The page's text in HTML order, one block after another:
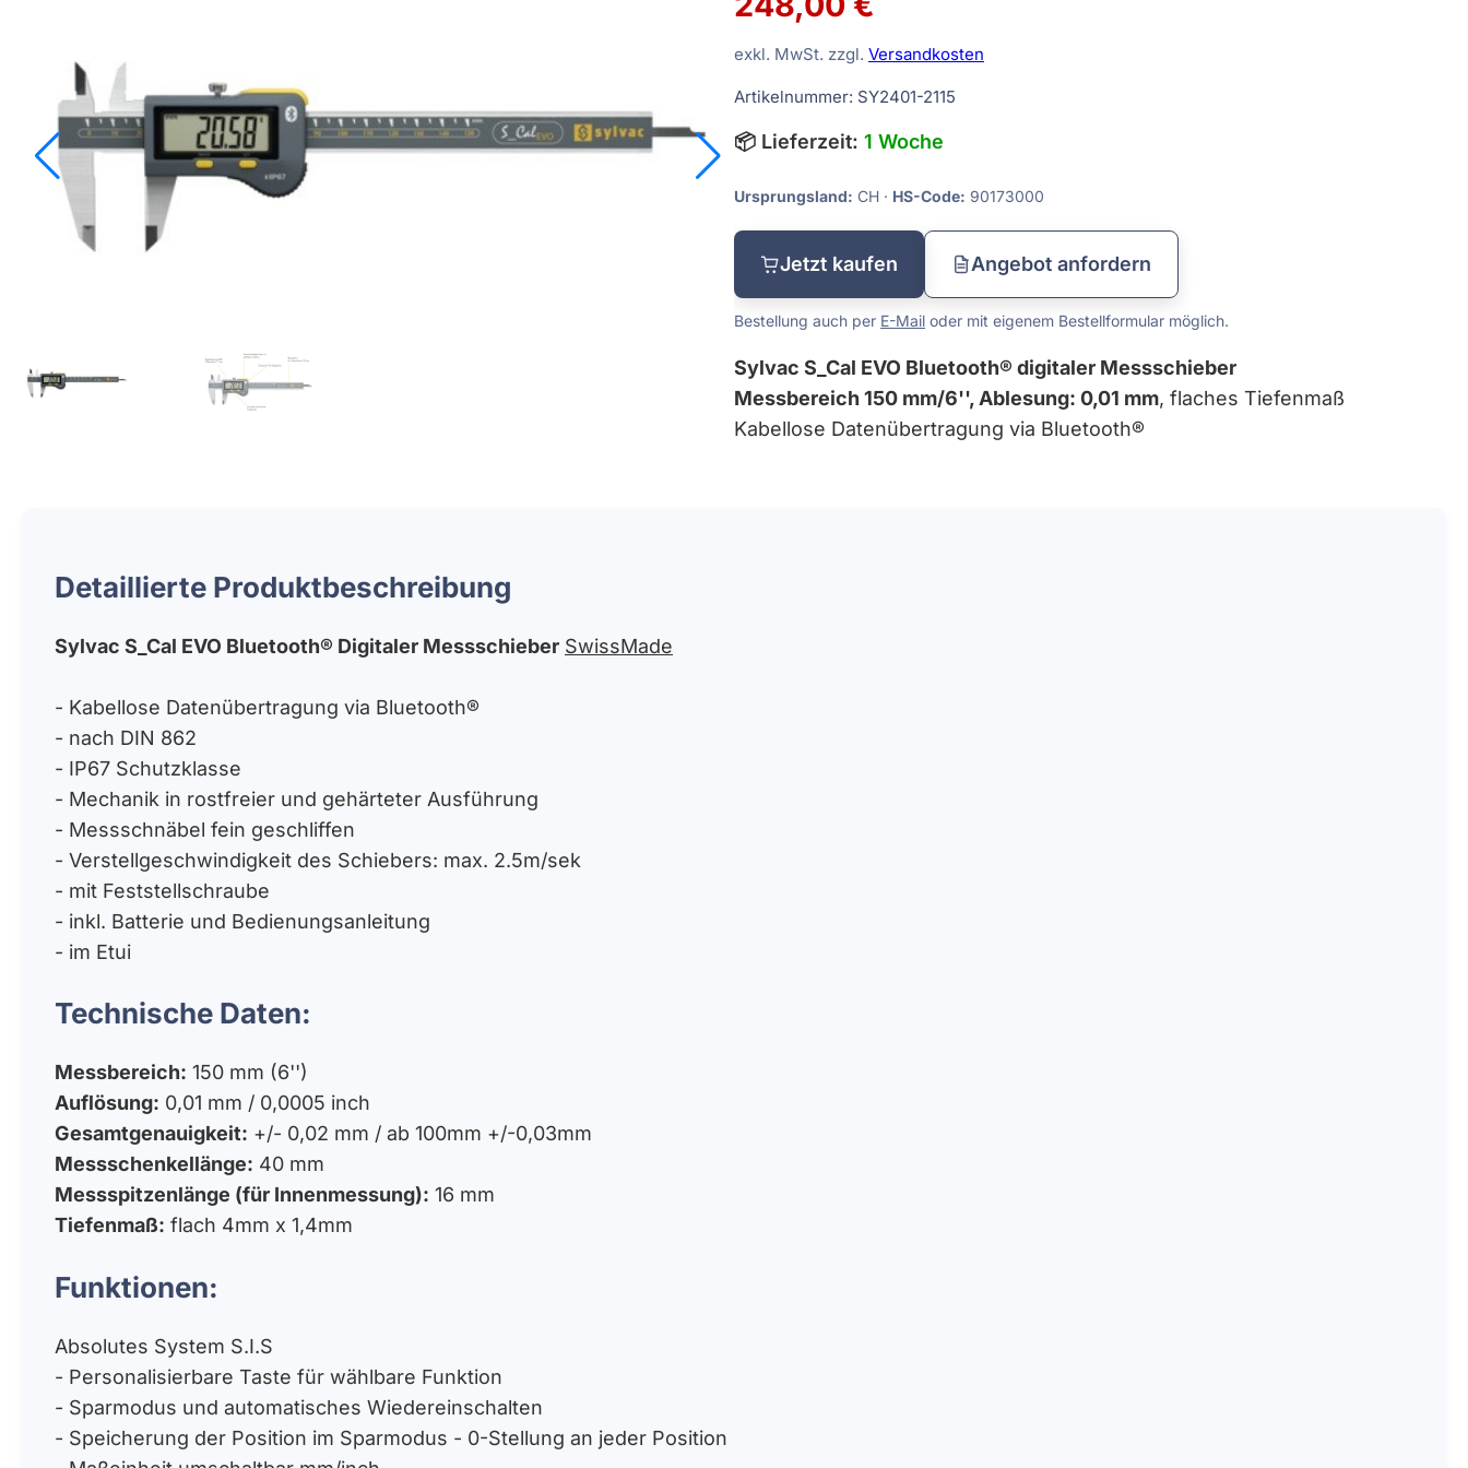
Einstellmaße
Feintaster
Höhenmess- und Anreißgeräte
Innenmessgeräte
Messuhren
Tiefenmessgeräte
exkl. MwSt. zzgl. Versandkosten
Artikelnummer: SY2401-2115
📦 Lieferzeit: 1 Woche
Ursprungsland: CH · HS-Code: 90173000
Jetzt kaufen Angebot anfordern
Bestellung auch per E-Mail oder mit eigenem Bestellformular möglich.
Sylvac S_Cal EVO Bluetooth® digitaler Messschieber
Messbereich 150 mm/6'', Ablesung: 0,01 mm, flaches Tiefenmaß
Kabellose Datenübertragung via Bluetooth®
Detaillierte Produktbeschreibung
Sylvac S_Cal EVO Bluetooth® Digitaler Messschieber SwissMade
- Kabellose Datenübertragung via Bluetooth®
- nach DIN 862
- IP67 Schutzklasse
- Mechanik in rostfreier und gehärteter Ausführung
- Messschnäbel fein geschliffen
- Verstellgeschwindigkeit des Schiebers: max. 2.5m/sek
- mit Feststellschraube
- inkl. Batterie und Bedienungsanleitung
- im Etui
Technische Daten:
Messbereich: 150 mm (6'')
Auflösung: 0,01 mm / 0,0005 inch
Gesamtgenauigkeit: +/- 0,02 mm / ab 100mm +/-0,03mm
Messschenkellänge: 40 mm
Messspitzenlänge (für Innenmessung): 16 mm
Tiefenmaß: flach 4mm x 1,4mm
Funktionen:
Absolutes System S.I.S
- Personalisierbare Taste für wählbare Funktion
- Sparmodus und automatisches Wiedereinschalten
- Speicherung der Position im Sparmodus - 0-Stellung an jeder Position